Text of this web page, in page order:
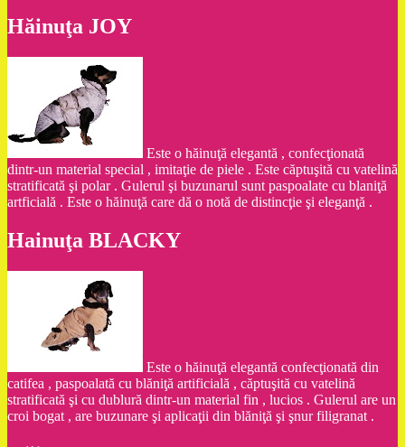
Hăinuţa JOY
Este o hăinuţă elegantă , confecţionată
dintr-un material special , imitaţie de piele . Este căptuşită cu vatelină
stratificată şi polar . Gulerul şi buzunarul sunt paspoalate cu blaniţă
artficială . Este o hăinuţă care dă o notă de distincţie şi eleganţă .
Hainuţa BLACKY
Este o hăinuţă elegantă confecţionată din
catifea , paspoalată cu blăniţă artificială , căptuşită cu vatelină
stratificată şi cu dublură dintr-un material fin , lucios . Gulerul are un
croi bogat , are buzunare şi aplicaţii din blăniţă şi şnur filigranat .